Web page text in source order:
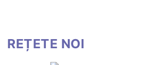
REȚETE NOI